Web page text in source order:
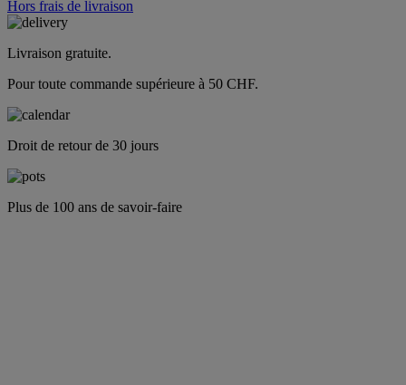
Hors frais de livraison
Livraison gratuite.
Pour toute commande supérieure à 50 CHF.
Droit de retour de 30 jours
Plus de 100 ans de savoir-faire